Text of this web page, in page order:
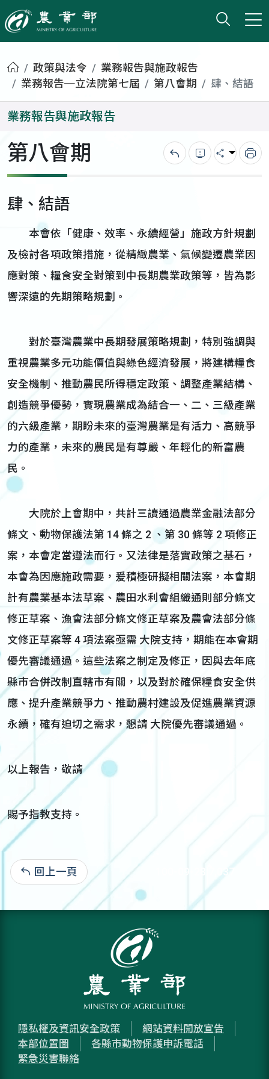
農業部
打開
小版
首頁政策與法令
業務報告與施政報告
業務報告─立法院第七屆
第八會期 肆、結語
業務報告與施政報告
第八會期 回上一頁錯誤回報
分享 列
肆、結語
本會依「健康、效率、永續經營」施政方針規劃
及檢討各項政策措施，從精緻農業、氣候變遷農業因
應對策、糧食安全對策到中長期農業政策等，皆為影
響深遠的先期策略規劃。
對於臺灣農業中長期發展策略規劃，特別強調與
重視農業多元功能價值與綠色經濟發展，將建構糧食
安全機制、推動農民所得穩定政策、調整產業結構、
創造競爭優勢，實現農業成為結合一、二、三級產業
的六級產業，期盼未來的臺灣農業是有活力、高競爭
力的產業，未來的農民是有尊嚴、年輕化的新富農
民。
大院於上會期中，共計三讀通過農業金融法部分
條文、動物保護法第 14 條之 2 、第 30 條等 2 項修正
案，本會定當遵法而行。又法律是落實政策之基石，
本會為因應施政需要，爰積極研擬相關法案，本會期
計有農業基本法草案、農田水利會組織通則部分條文
修正草案、漁會法部分條文修正草案及農會法部分條
文修正草案等 4 項法案亟需 大院支持，期能在本會期
優先審議通過。這些法案之制定及修正，因與去年底
縣市合併改制直轄市有關，以及對於確保糧食安全供
應、提升產業競爭力、推動農村建設及促進農業資源
永續，確有迫切之需求，懇請 大院優先審議通過。
以上報告，敬請
賜予指教支持。
回上一頁 100-09-28:7,037
隱私權及資訊安全政策
網站資料開放宣告
本部位置圖
各縣市動物保護申訴電話
緊急災害聯絡